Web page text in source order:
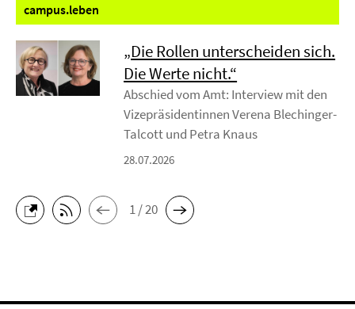
campus.leben
„Die Rollen unterscheiden sich.
Die Werte nicht.“
Abschied vom Amt: Interview mit den
Vizepräsidentinnen Verena Blechinger-
Talcott und Petra Knaus
28.07.2026
1 / 20